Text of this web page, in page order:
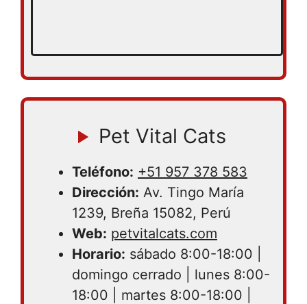
Pet Vital Cats
Teléfono: +51 957 378 583
Dirección: Av. Tingo María
1239, Breña 15082, Perú
Web: petvitalcats.com
Horario: sábado 8:00-18:00 |
domingo cerrado | lunes 8:00-
18:00 | martes 8:00-18:00 |